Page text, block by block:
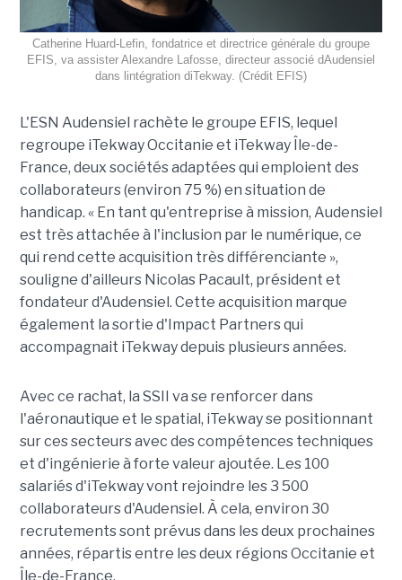
Catherine Huard-Lefin, fondatrice et directrice générale du groupe
EFIS, va assister Alexandre Lafosse, directeur associé dAudensiel
dans lintégration diTekway. (Crédit EFIS)
L'ESN Audensiel rachète le groupe EFIS, lequel
regroupe iTekway Occitanie et iTekway Île-de-
France, deux sociétés adaptées qui emploient des
collaborateurs (environ 75 %) en situation de
handicap. « En tant qu'entreprise à mission, Audensiel
est très attachée à l'inclusion par le numérique, ce
qui rend cette acquisition très différenciante »,
souligne d'ailleurs Nicolas Pacault, président et
fondateur d'Audensiel. Cette acquisition marque
également la sortie d'Impact Partners qui
accompagnait iTekway depuis plusieurs années.
Avec ce rachat, la SSII va se renforcer dans
l'aéronautique et le spatial, iTekway se positionnant
sur ces secteurs avec des compétences techniques
et d'ingénierie à forte valeur ajoutée. Les 100
salariés d'iTekway vont rejoindre les 3 500
collaborateurs d'Audensiel. À cela, environ 30
recrutements sont prévus dans les deux prochaines
années, répartis entre les deux régions Occitanie et
Île-de-France.